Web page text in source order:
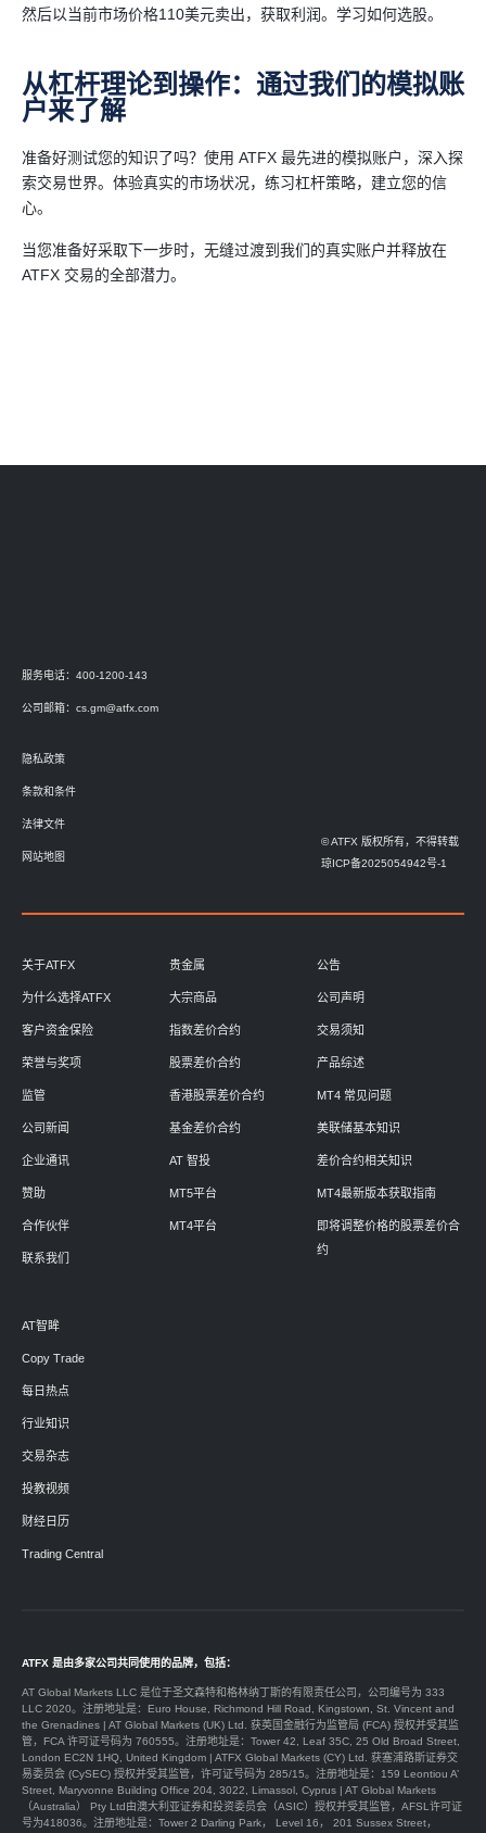
然后以当前市场价格110美元卖出，获取利润。学习如何选股。
从杠杆理论到操作：通过我们的模拟账
户来了解
准备好测试您的知识了吗？使用 ATFX 最先进的模拟账户，深入探
索交易世界。体验真实的市场状况，练习杠杆策略，建立您的信
心。
当您准备好采取下一步时，无缝过渡到我们的真实账户并释放在
ATFX 交易的全部潜力。
服务电话：400-1200-143
公司邮箱： cs.gm@atfx.com
隐私政策
条款和条件
法律文件
网站地图
© ATFX 版权所有，不得转载
琼ICP备2025054942号-1
关于ATFX
为什么选择ATFX
客户资金保险
荣誉与奖项
监管
公司新闻
企业通讯
赞助
合作伙伴
联系我们
贵金属
大宗商品
指数差价合约
股票差价合约
香港股票差价合约
基金差价合约
AT 智投
MT5平台
MT4平台
公告
公司声明
交易须知
产品综述
MT4 常见问题
美联储基本知识
差价合约相关知识
MT4最新版本获取指南
即将调整价格的股票差价合
约
AT智眸
Copy Trade
每日热点
行业知识
交易杂志
投教视频
财经日历
Trading Central
ATFX 是由多家公司共同使用的品牌，包括：
AT Global Markets LLC 是位于圣文森特和格林纳丁斯的有限责任公司，公司编号为 333
LLC 2020。注册地址是：Euro House, Richmond Hill Road, Kingstown, St. Vincent and
the Grenadines | AT Global Markets (UK) Ltd. 获英国金融行为监管局 (FCA) 授权并受其监
管，FCA 许可证号码为 760555。注册地址是：Tower 42, Leaf 35C, 25 Old Broad Street,
London EC2N 1HQ, United Kingdom | ATFX Global Markets (CY) Ltd. 获塞浦路斯证券交
易委员会 (CySEC) 授权并受其监管，许可证号码为 285/15。注册地址是：159 Leontiou A’
Street, Maryvonne Building Office 204, 3022, Limassol, Cyprus | AT Global Markets
（Australia） Pty Ltd由澳大利亚证券和投资委员会（ASIC）授权并受其监管，AFSL许可证
号为418036。注册地址是：Tower 2 Darling Park， Level 16， 201 Sussex Street，